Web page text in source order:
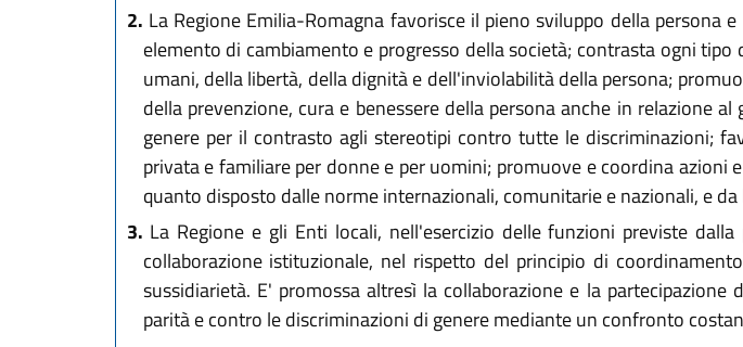
2. La Regione Emilia-Romagna favorisce il pieno sviluppo della
elemento di cambiamento e progresso della società; contrasta ogni
umani, della libertà, della dignità e dell'inviolabilità della persona;
della prevenzione, cura e benessere della persona anche in relazione
genere per il contrasto agli stereotipi contro tutte le discriminazioni;
privata e familiare per donne e per uomini; promuove e coordina
quanto disposto dalle norme internazionali, comunitarie e nazionali, e
3. La Regione e gli Enti locali, nell'esercizio delle funzioni previste
collaborazione istituzionale, nel rispetto del principio di
sussidiarietà. E' promossa altresì la collaborazione e la
parità e contro le discriminazioni di genere mediante un confronto